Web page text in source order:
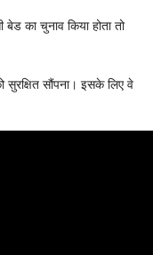
का चुनाव किया होता तो
सुरक्षित सौंपना। इसके लिए वे